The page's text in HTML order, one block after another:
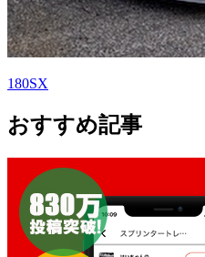
180SX
おすすめ記事